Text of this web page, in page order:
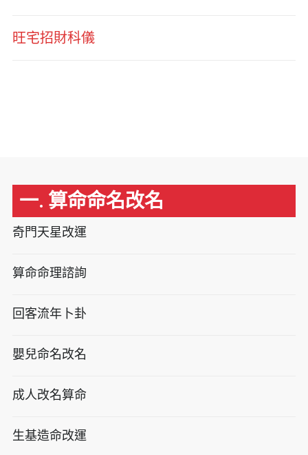
旺宅招財科儀
一. 算命命名改名
奇門天星改運
算命命理諮詢
回客流年卜卦
嬰兒命名改名
成人改名算命
生基造命改運